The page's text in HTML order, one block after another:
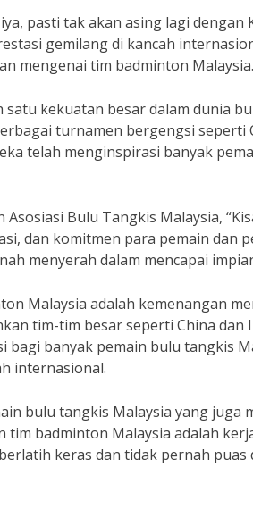
pasti tak akan asing lagi dengan
gemilang di kancah
mengenai tim badminton Malaysia.
kekuatan besar dalam dunia
turnamen bergengsi seperti
telah menginspirasi banyak
Bulu Tangkis Malaysia,
dan komitmen para pemain dan
menyerah dalam mencapai
Malaysia adalah kemenangan
tim-tim besar seperti China
bagi banyak pemain bulu tangkis
internasional.
bulu tangkis Malaysia yang juga
tim badminton Malaysia adalah
keras dan tidak pernah puas